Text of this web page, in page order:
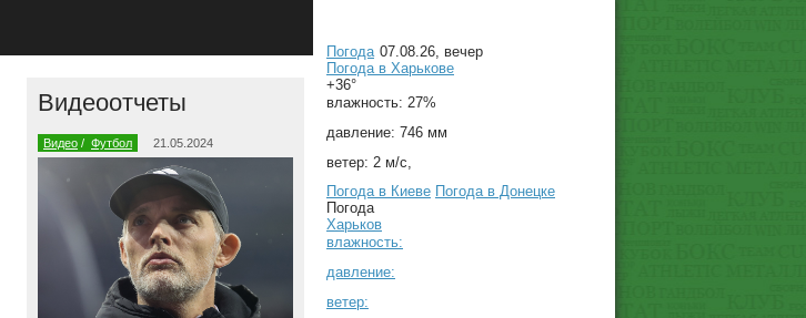
Видеоотчеты
Видео / Футбол 21.05.2024
Погода 07.08.26, вечер
Погода в Харькове
+36°
влажность: 27%
давление: 746 мм
ветер: 2 м/с,
Погода в Киеве Погода в Донецке
Погода
Харьков
влажность:
давление:
ветер: